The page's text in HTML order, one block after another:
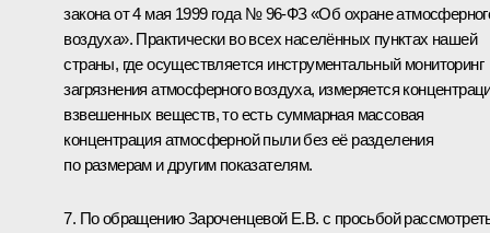
закона от 4 мая 1999 года № 96-ФЗ «Об охране
воздуха». Практически во всех населённых пунктах нашей
страны, где осуществляется инструментальный мониторинг
загрязнения атмосферного воздуха, измеряется
взвешенных веществ, то есть суммарная массовая
концентрация атмосферной пыли без её разделения
по размерам и другим показателям.
7. По обращению Зароченцевой Е.В. с просьбой